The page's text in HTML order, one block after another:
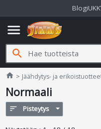
BlogiUKK
menu
search
home Jimms.fi
Jäähdytys- ja
Normaali
sort Pisteytys